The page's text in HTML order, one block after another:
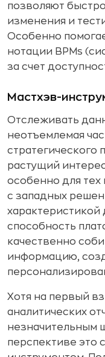
позволяют
изменения и
Особенно
нотации BPMs
за счет
Мастхэв-
Отслеживать
неотъемлемая
стратегического
растущий
особенно для тех
с западных
характеристикой
способность
качественно
информацию,
Хотя на первый
аналитических
незначительным
перспективе это